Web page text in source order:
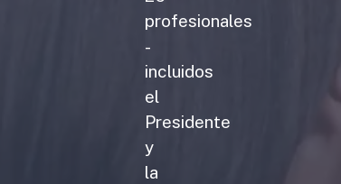
profesionales
-
incluidos
el
Presidente
y
la